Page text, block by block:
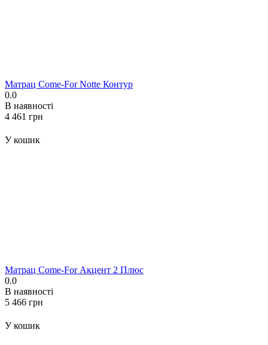
Матрац Come-For Notte Контур
0.0
В наявності
‍4 461‍ грн
У кошик
Матрац Come-For Акцент 2 Плюс
0.0
В наявності
‍5 466‍ грн
У кошик